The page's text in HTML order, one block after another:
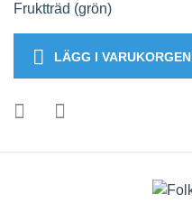
Fruktträd (grön)
LÄGG I VARUKORGEN